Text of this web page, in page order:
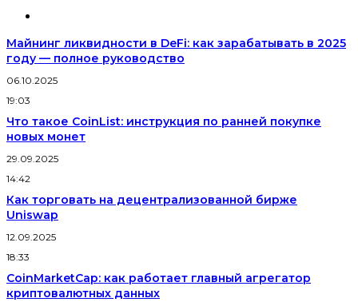
Майнинг ликвидности в DeFi: как зарабатывать в 2025
году — полное руководство
06.10.2025
19:03
Что такое CoinList: инструкция по ранней покупке
новых монет
29.09.2025
14:42
Как торговать на децентрализованной бирже
Uniswap
12.09.2025
18:33
CoinMarketCap: как работает главный агрегатор
криптовалютных данных